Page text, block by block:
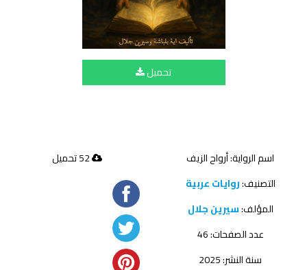
تحميل
اسم الرواية: أرواح الزيف
التصنيف:روايات عربية
المؤلف:سيرين جلال
عدد الصفحات: 46
سنة النشر: 2025
52 تحميل